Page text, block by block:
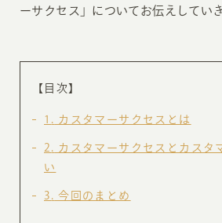
ーサクセス」についてお伝えしていき
【目次】
1 カスタマーサクセスとは
2
カスタマーサクセスとカスタ
い
3 今回のまとめ